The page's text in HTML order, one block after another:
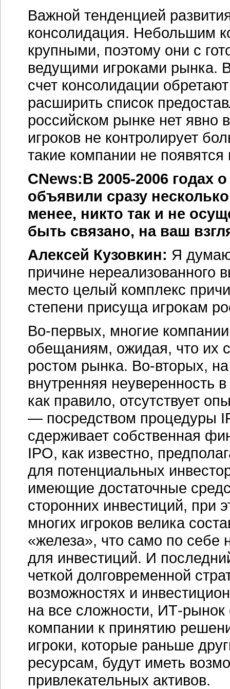
Важной тенденцией
консолидация. Небольшим
крупными, поэтому они с
ведущими игроками рынка.
счет консолидации
расширить список
российском рынке нет явно
игроков не контролирует
такие компании не
CNews:В 2005-2006 годах
объявили сразу
менее, никто так и не
быть связано, на ваш
Алексей Кузовкин: Я
причине нереализованного
место целый комплекс
степени присуща игрокам
Во-первых, многие
обещаниям, ожидая, что их
ростом рынка. Во-вторых,
внутренняя неуверенность
как правило, отсутствует
— посредством процедуры
сдерживает собственная
IPO, как известно,
для потенциальных
имеющие достаточные
сторонних инвестиций, при
многих игроков велика
«железа», что само по себе
для инвестиций. И
четкой долговременной
возможностях и
на все сложности, ИТ-рынок
компании к принятию
игроки, которые раньше
ресурсам, будут иметь
привлекательных активов.